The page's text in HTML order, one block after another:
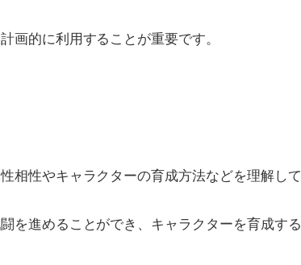
的に利用することが重要です。
相性やキャラクターの育成方法などを理解して
を進めることができ、キャラクターを育成する